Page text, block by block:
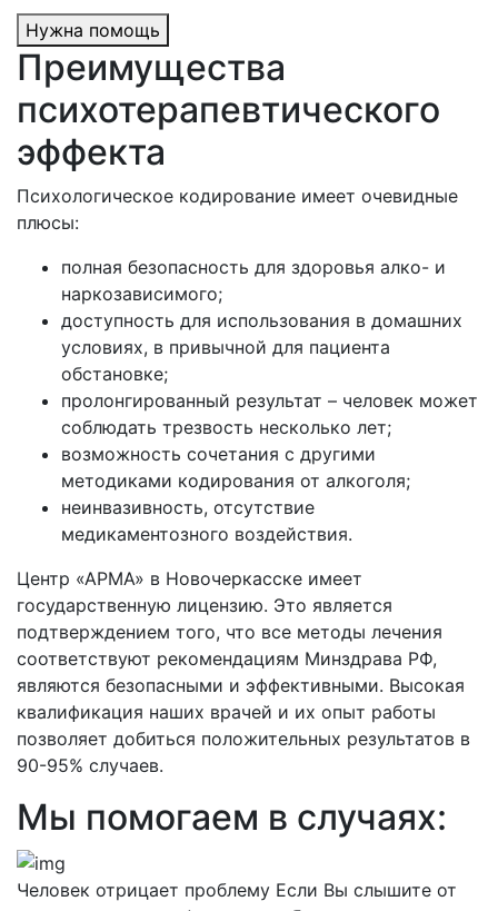
Нужна помощь
Преимущества
психотерапевтического
эффекта
Психологическое кодирование имеет очевидные
плюсы:
полная безопасность для здоровья алко- и
наркозависимого;
доступность для использования в домашних
условиях, в привычной для пациента
обстановке;
пролонгированный результат – человек может
соблюдать трезвость несколько лет;
возможность сочетания с другими
методиками кодирования от алкоголя;
неинвазивность, отсутствие
медикаментозного воздействия.
Центр «АРМА» в Новочеркасске имеет
государственную лицензию. Это является
подтверждением того, что все методы лечения
соответствуют рекомендациям Минздрава РФ,
являются безопасными и эффективными. Высокая
квалификация наших врачей и их опыт работы
позволяет добиться положительных результатов в
90-95% случаев.
Мы помогаем в случаях:
Человек отрицает проблему Если Вы слышите от